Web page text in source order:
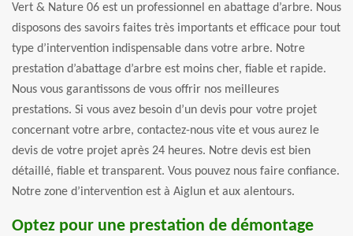
Vert & Nature 06 est un professionnel en abattage d’arbre. Nous
disposons des savoirs faites très importants et efficace pour tout
type d’intervention indispensable dans votre arbre. Notre
prestation d’abattage d’arbre est moins cher, fiable et rapide.
Nous vous garantissons de vous offrir nos meilleures
prestations. Si vous avez besoin d’un devis pour votre projet
concernant votre arbre, contactez-nous vite et vous aurez le
devis de votre projet après 24 heures. Notre devis est bien
détaillé, fiable et transparent. Vous pouvez nous faire confiance.
Notre zone d’intervention est à Aiglun et aux alentours.
Optez pour une prestation de démontage